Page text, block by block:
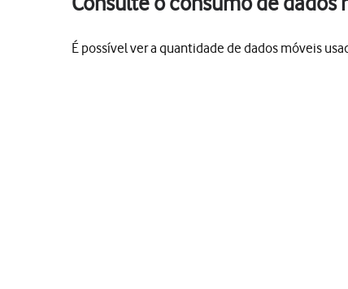
É possível ver a quantidade de dados móveis